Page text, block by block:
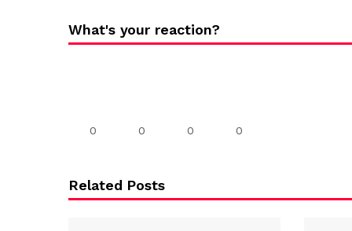
What's your reaction?
0 0 0 0
Related Posts